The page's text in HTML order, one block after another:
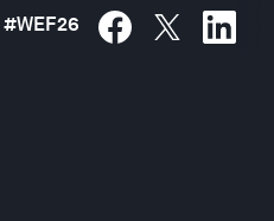
#WEF26